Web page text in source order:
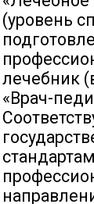
(уровень
лечебник
«Врач-